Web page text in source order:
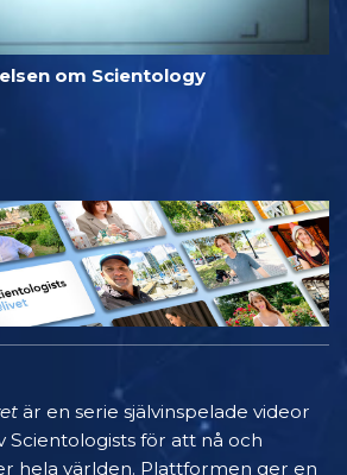
om Scientology
är en serie självinspelade videor
Scientologists för att nå och
hela världen. Plattformen ger en